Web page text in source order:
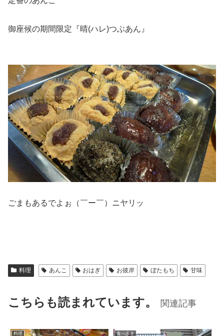
御座候の期間限定『晴(ハレ)つぶあん』
ごまもあるでよぉ（￣ー￣）ニヤリッ
料理 あんこ おはぎ お彼岸 ぼたもち 甘味
こちらも読まれています。 関連記事
料理 食べ歩き